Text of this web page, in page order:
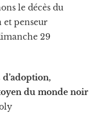
le décès du
et penseur
29
du monde noir